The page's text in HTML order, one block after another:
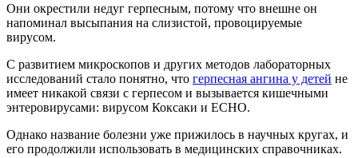
Они окрестили недуг герпесным, потому что внешне он
напоминал высыпания на слизистой, провоцируемые
вирусом.
С развитием микроскопов и других методов лабораторных
исследований стало понятно, что герпесная ангина у детей не
имеет никакой связи с герпесом и вызывается кишечными
энтеровирусами: вирусом Коксаки и ЕСНО.
Однако название болезни уже прижилось в научных кругах, и
его продолжили использовать в медицинских справочниках.